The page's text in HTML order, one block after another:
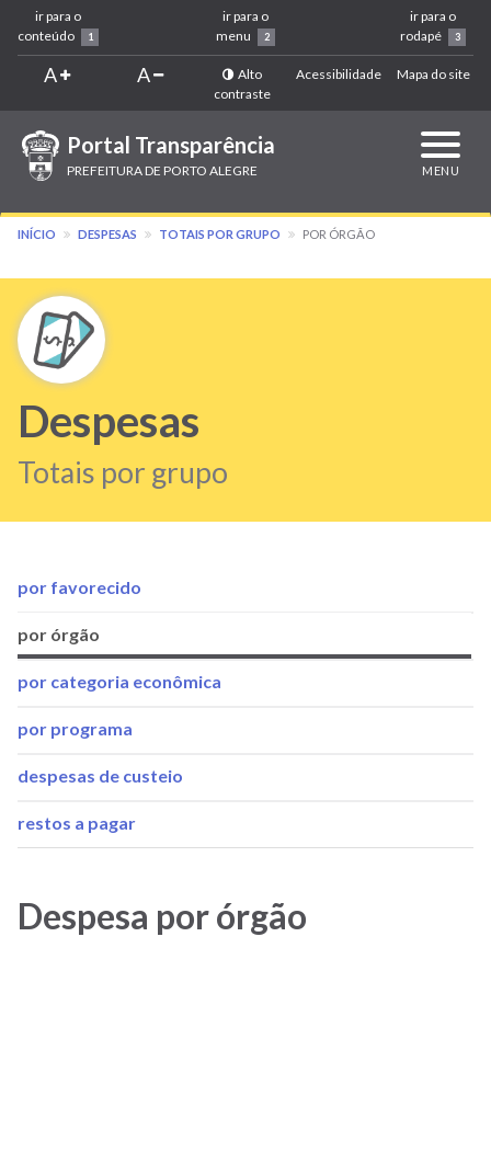
ir para o
conteúdo
1
ir para o
menu
2
ir para o
rodapé
3
A A
Alto
contraste
Acessibilidade Mapa do site
Portal Transparência
PREFEITURA DE PORTO ALEGRE
MENU
INÍCIO DESPESAS TOTAIS POR GRUPO POR ÓRGÃO
Despesas
Totais por grupo
Menu
Despesas/Totais
grupo
por favorecido
por órgão
por categoria econômica
por programa
despesas de custeio
restos a pagar
Despesa por órgão